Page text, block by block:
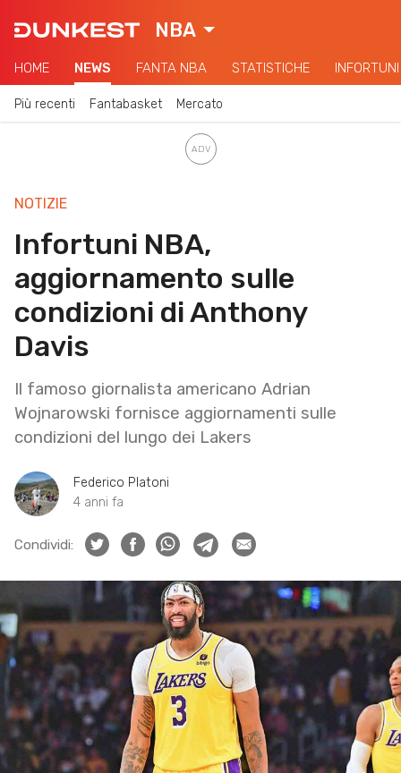
NBA
HOME NEWS FANTA NBA STATISTICHE INFORTUNI
Più recenti Fantabasket Mercato
NOTIZIE
Infortuni NBA,
aggiornamento sulle
condizioni di Anthony
Davis
Il famoso giornalista americano Adrian
Wojnarowski fornisce aggiornamenti sulle
condizioni del lungo dei Lakers
Federico Platoni
4 anni fa
Condividi: